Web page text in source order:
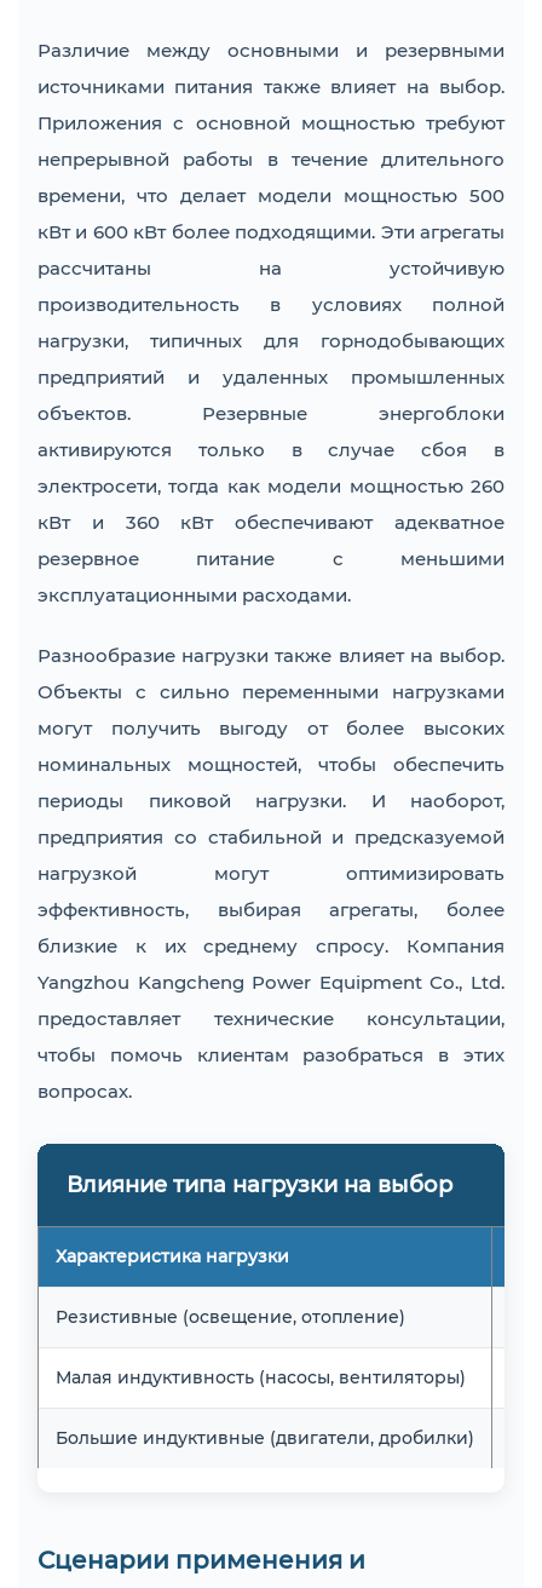
Различие между основными и резервными
источниками питания также влияет на выбор.
Приложения с основной мощностью требуют
непрерывной работы в течение длительного
времени, что делает модели мощностью 500
кВт и 600 кВт более подходящими. Эти агрегаты
рассчитаны на устойчивую
производительность в условиях полной
нагрузки, типичных для горнодобывающих
предприятий и удаленных промышленных
объектов. Резервные энергоблоки
активируются только в случае сбоя в
электросети, тогда как модели мощностью 260
кВт и 360 кВт обеспечивают адекватное
резервное питание с меньшими
эксплуатационными расходами.
Разнообразие нагрузки также влияет на выбор.
Объекты с сильно переменными нагрузками
могут получить выгоду от более высоких
номинальных мощностей, чтобы обеспечить
периоды пиковой нагрузки. И наоборот,
предприятия со стабильной и предсказуемой
нагрузкой могут оптимизировать
эффективность, выбирая агрегаты, более
близкие к их среднему спросу. Компания
Yangzhou Kangcheng Power Equipment Co., Ltd.
предоставляет технические консультации,
чтобы помочь клиентам разобраться в этих
вопросах.
Влияние типа нагрузки на выбор
Характеристика нагрузки
Резистивные (освещение, отопление)
Малая индуктивность (насосы, вентиляторы)
Большие индуктивные (двигатели, дробилки)
Сценарии применения и